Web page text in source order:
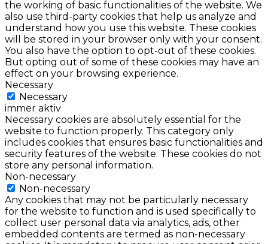
the working of basic functionalities of the website. We
also use third-party cookies that help us analyze and
understand how you use this website. These cookies
will be stored in your browser only with your consent.
You also have the option to opt-out of these cookies.
But opting out of some of these cookies may have an
effect on your browsing experience.
Necessary
Necessary
immer aktiv
Necessary cookies are absolutely essential for the
website to function properly. This category only
includes cookies that ensures basic functionalities and
security features of the website. These cookies do not
store any personal information.
Non-necessary
Non-necessary
Any cookies that may not be particularly necessary
for the website to function and is used specifically to
collect user personal data via analytics, ads, other
embedded contents are termed as non-necessary